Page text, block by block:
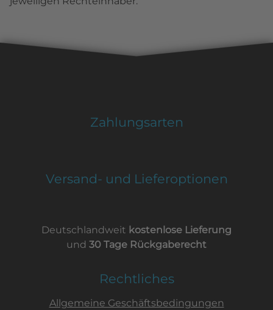
Zahlungsarten
Versand- und Lieferoptionen
Deutschlandweit kostenlose Lieferung
und 30 Tage Rückgaberecht
Rechtliches
Allgemeine Geschäftsbedingungen